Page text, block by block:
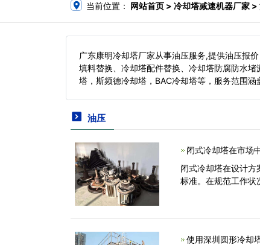
当前位置： 网站首页 > 冷却塔减速机器厂家 >
广东康明冷却塔厂家从事油压服务,提供油压报
填料替换、冷却塔配件替换、冷却塔防腐防水
塔，斯频德冷却塔，BAC冷却塔等，服务范围
油压
闭式冷却塔在市场
闭式冷却塔在设计
标准。在规范工作状
使用深圳圆形冷却